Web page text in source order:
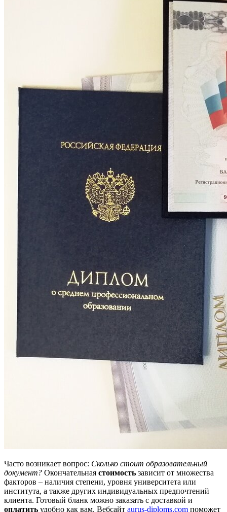
Часто возникает вопрос: Сколько стоит образовательный
документ? Окончательная стоимость зависит от множества
факторов – наличия степени, уровня университета или
института, а также других индивидуальных предпочтений
клиента. Готовый бланк можно заказать с доставкой и
оплатить удобно как вам. Вебсайт aurus-diploms.com поможет